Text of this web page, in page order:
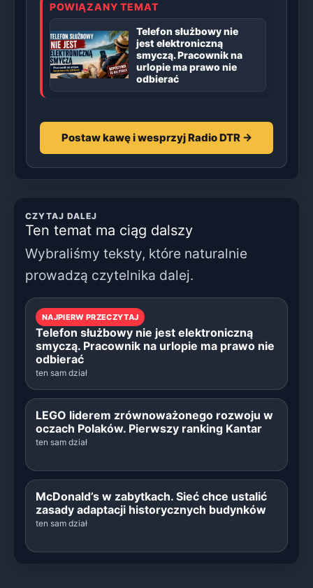
POWIĄZANY TEMAT
Telefon służbowy nie
jest elektroniczną
smyczą. Pracownik na
urlopie ma prawo nie
odbierać
Postaw kawę i wesprzyj Radio DTR →
CZYTAJ DALEJ
Ten temat ma ciąg dalszy
Wybraliśmy teksty, które naturalnie
prowadzą czytelnika dalej.
NAJPIERW PRZECZYTAJ
Telefon służbowy nie jest elektroniczną
smyczą. Pracownik na urlopie ma prawo nie
odbierać
ten sam dział
LEGO liderem zrównoważonego rozwoju w
oczach Polaków. Pierwszy ranking Kantar
ten sam dział
McDonald’s w zabytkach. Sieć chce ustalić
zasady adaptacji historycznych budynków
ten sam dział